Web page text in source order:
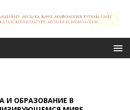
И ОБРАЗОВАНИЕ В